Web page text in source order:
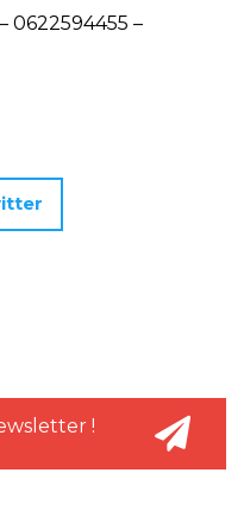
– 0622594455 –
!